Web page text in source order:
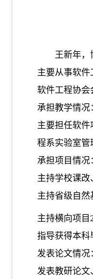
王新年，
主要从事软
软件工程协会
承担教学情况
主要担任软
程系实验室管
承担项目情况
主持学校课改
主持省级自
主持横向项目
指导获得本科
发表论文情况
发表教研论文